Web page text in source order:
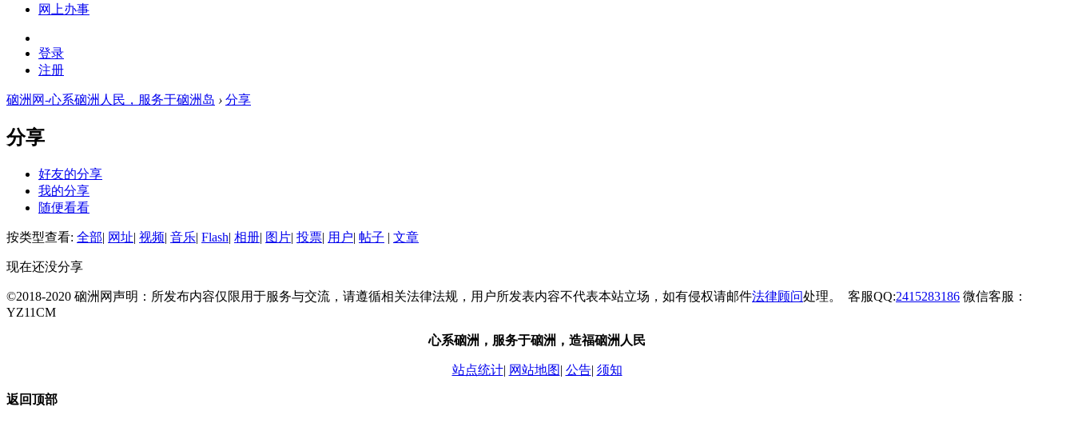
网上办事
登录
注册
硇洲网-心系硇洲人民，服务于硇洲岛 › 分享
分享
好友的分享
我的分享
随便看看
按类型查看: 全部| 网址| 视频| 音乐| Flash| 相册| 图片| 投票| 用户| 帖子 | 文章
现在还没分享
©2018-2020 硇洲网声明：所发布内容仅限用于服务与交流，请遵循相关法律法规，用户所发表内容不代表本站立场，如有侵权请邮件法律顾问处理。 客服QQ:2415283186 微信客服：
YZ11CM
心系硇洲，服务于硇洲，造福硇洲人民
站点统计| 网站地图| 公告| 须知
返回顶部